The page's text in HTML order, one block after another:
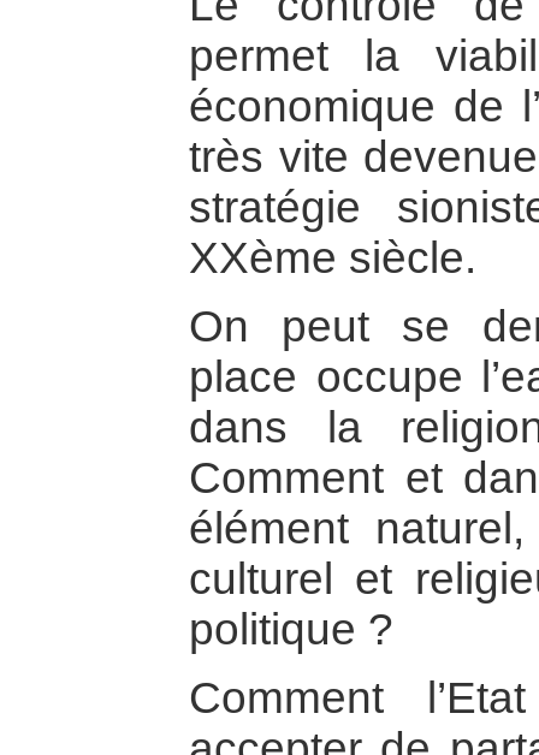
permet la
économique de
très vite
stratégie
XXème siècle.
On peut se
place occupe
dans la
Comment et
élément
culturel et
politique ?
Comment